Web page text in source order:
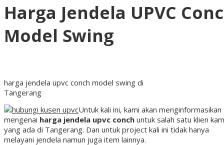
Harga Jendela UPVC
Model Swing
harga jendela upvc conch model swing di
Tangerang
Untuk kali ini, kami akan menginformasikan
mengenai harga jendela upvc conch untuk salah satu klien
yang ada di Tangerang. Dan untuk project kali ini tidak hanya
melayani jendela namun juga item lainnya.